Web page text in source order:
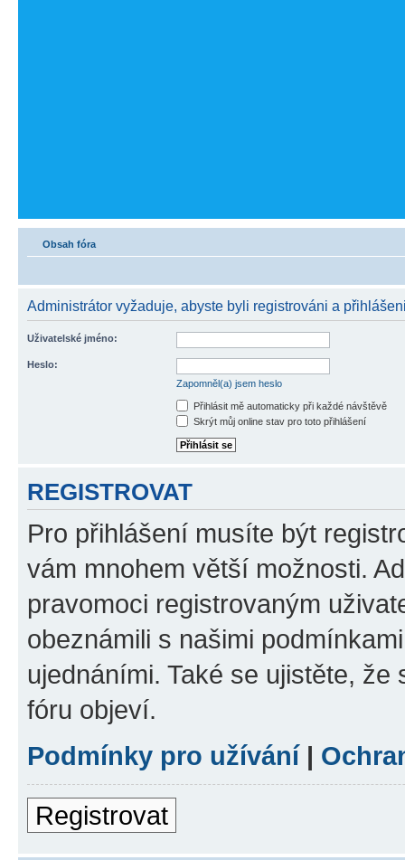
Obsah fóra
Administrátor vyžaduje, abyste byli registrováni a
Uživatelské jméno:
Heslo:
Zapomněl(a) jsem heslo
Přihlásit mě automaticky při každé návštěvě
Skrýt můj online stav pro toto přihlášení
REGISTROVAT
Pro přihlášení musíte být
vám mnohem větší možnosti.
pravomoci registrovaným
obeznámili s našimi
ujednáními. Také se ujistěte,
fóru objeví.
Podmínky pro užívání|
Registrovat